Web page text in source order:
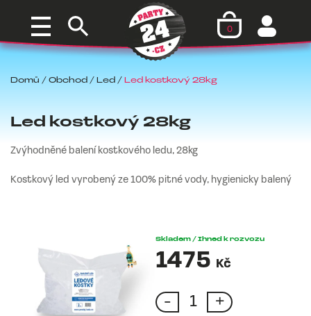
0
Domů / Obchod / Led / Led kostkový 28kg
Led kostkový 28kg
Zvýhodněné balení kostkového ledu, 28kg
Kostkový led vyrobený ze 100% pitné vody, hygienicky balený
Skladem / Ihned k rozvozu
1475 Kč
-
Led
+